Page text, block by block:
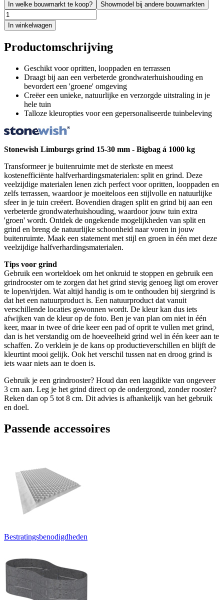
In welke bouwmarkt te koop? Showmodel bij andere bouwmarkten
In winkelwagen
Productomschrijving
Geschikt voor opritten, looppaden en terrassen
Draagt bij aan een verbeterde grondwaterhuishouding en
bevordert een 'groene' omgeving
Creëer een unieke, natuurlijke en verzorgde uitstraling in je
hele tuin
Talloze kleuropties voor een gepersonaliseerde tuinbeleving
Stonewish Limburgs grind 15-30 mm - Bigbag á 1000 kg
Transformeer je buitenruimte met de sterkste en meest
kostenefficiënte halfverhardingsmaterialen: split en grind. Deze
veelzijdige materialen lenen zich perfect voor opritten, looppaden en
zelfs terrassen, waardoor je moeiteloos een stijlvolle en natuurlijke
sfeer in je tuin creëert. Bovendien dragen split en grind bij aan een
verbeterde grondwaterhuishouding, waardoor jouw tuin extra
'groen' wordt. Ontdek de ongekende mogelijkheden van split en
grind en breng de natuurlijke schoonheid naar voren in jouw
buitenruimte. Maak een statement met stijl en groen in één met deze
veelzijdige halfverhardingsmaterialen.
Tips voor grind
Gebruik een worteldoek om het onkruid te stoppen en gebruik een
grindrooster om te zorgen dat het grind stevig genoeg ligt om erover
te lopen/rijden. Wat altijd handig is om te onthouden bij siergrind is
dat het een natuurproduct is. Een natuurproduct dat vanuit
verschillende locaties gewonnen wordt. De kleur kan dus iets
afwijken van de kleur op de foto. Ben je van plan om niet in één
keer, maar in twee of drie keer een pad of oprit te vullen met grind,
dan is het verstandig om de hoeveelheid grind wel in één keer aan te
schaffen. Zo verklein je de kans op productieverschillen en blijft de
kleurtint mooi gelijk. Ook het verschil tussen nat en droog grind is
iets waar niets aan te doen is.
Gebruik je een grindrooster? Houd dan een laagdikte van ongeveer
3 cm aan. Leg je het grind direct op de ondergrond, zonder rooster?
Reken dan op 5 tot 8 cm. Dit advies is afhankelijk van het gebruik
en doel.
Passende accessoires
Bestratingsbenodigdheden